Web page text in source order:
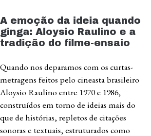
A emoção da ideia quando
ginga: Aloysio Raulino e a
tradição do filme-ensaio
Quando nos deparamos com os curtas-
metragens feitos pelo cineasta brasileiro
Aloysio Raulino entre 1970 e 1986,
construídos em torno de ideias mais do
que de histórias, repletos de citações
sonoras e textuais, estruturados como